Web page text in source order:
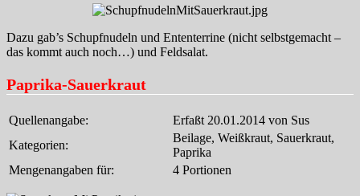
Dazu gab’s Schupfnudeln und Ententerrine (nicht selbstgemacht –
das kommt auch noch…) und Feldsalat.
Paprika-Sauerkraut
Quellenangabe:
Erfaßt 20.01.2014 von Sus
Kategorien:
Beilage, Weißkraut, Sauerkraut,
Paprika
Mengenangaben für:
4 Portionen